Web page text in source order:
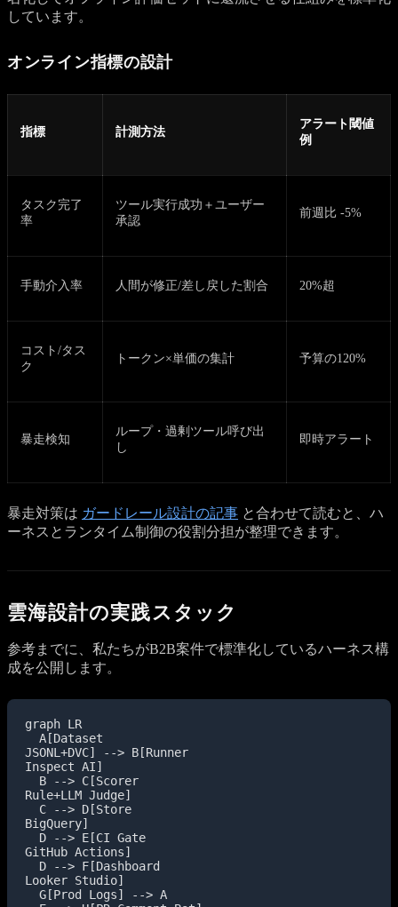
しています。
オンライン指標の設計
指標 計測方法
アラート閾値
例
タスク完了
率
ツール実行成功＋ユーザー
承認
前週比 -5%
手動介入率 人間が修正/差し戻した割合 20%超
コスト/タス
ク
トークン×単価の集計 予算の120%
暴走検知
ループ・過剰ツール呼び出
し
即時アラート
暴走対策は ガードレール設計の記事 と合わせて読むと、ハ
ーネスとランタイム制御の役割分担が整理できます。
雲海設計の実践スタック
参考までに、私たちがB2B案件で標準化しているハーネス構
成を公開します。
graph LR
  A[Dataset
JSONL+DVC] --> B[Runner
Inspect AI]
  B --> C[Scorer
Rule+LLM Judge]
  C --> D[Store
BigQuery]
  D --> E[CI Gate
GitHub Actions]
  D --> F[Dashboard
Looker Studio]
  G[Prod Logs] --> A